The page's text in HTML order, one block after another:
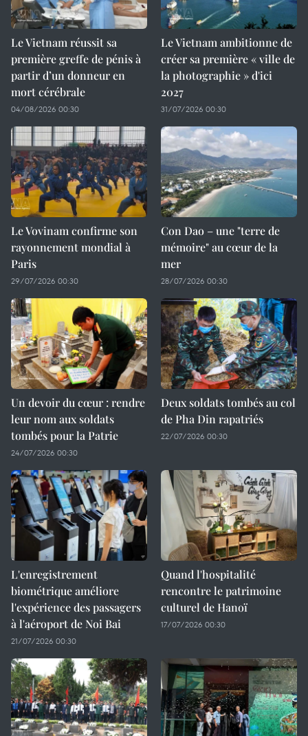
Le Vietnam réussit sa
première greffe de pénis à
partir d’un donneur en
mort cérébrale
04/08/2026 00:30
Le Vietnam ambitionne de
créer sa première « ville de
la photographie » d'ici
2027
31/07/2026 00:30
Le Vovinam confirme son
rayonnement mondial à
Paris
29/07/2026 00:30
Con Dao – une "terre de
mémoire" au cœur de la
mer
28/07/2026 00:30
Un devoir du cœur : rendre
leur nom aux soldats
tombés pour la Patrie
24/07/2026 00:30
Deux soldats tombés au col
de Pha Din rapatriés
22/07/2026 00:30
L'enregistrement
biométrique améliore
l'expérience des passagers
à l'aéroport de Noi Bai
21/07/2026 00:30
Quand l'hospitalité
rencontre le patrimoine
culturel de Hanoï
17/07/2026 00:30